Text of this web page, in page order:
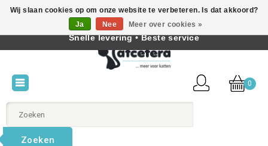
Nederlands
0
Zoeken
Wij slaan cookies op om onze website te verbeteren. Is dat akkoord?
Ja
Nee Meer over cookies »
Beste producten voor katten • Kennis van kattengedrag •
Snelle levering • Beste service